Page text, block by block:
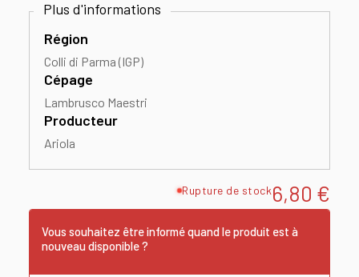
Région
Colli di Parma (IGP)
Cépage
Lambrusco Maestri
Producteur
Ariola
6,80 €
Rupture de stock
Vous souhaitez être informé quand le produit est à
nouveau disponible ?